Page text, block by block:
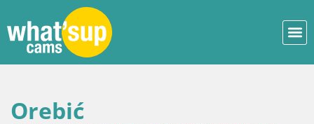
Orebić